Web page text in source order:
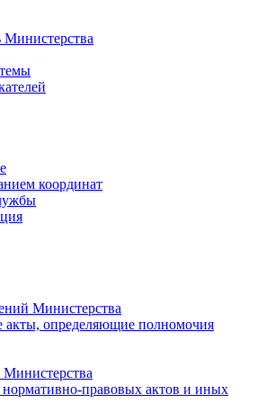
Министерства
координат
Министерства
акты, определяющие полномочия
правовых актов и иных